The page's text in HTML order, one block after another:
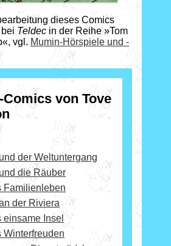
dieses Comics
Teldec in der Reihe »Tom
vgl. Mumin-Hörspiele und -
Comics von Tove
der Weltuntergang
die Räuber
Familienleben
der Riviera
einsame Insel
Winterfreuden